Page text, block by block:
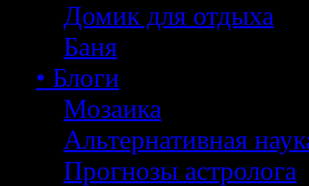
Домик для отдыха
Баня
• Блоги
Мозаика
Альтернативная
Прогнозы астролога